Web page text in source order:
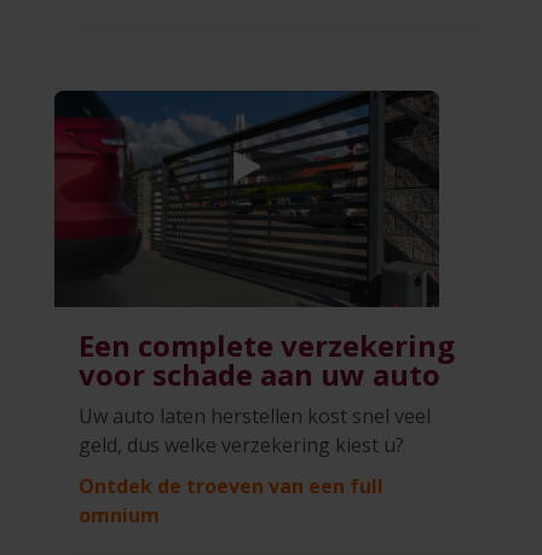
Een complete verzekering
voor schade aan uw auto
Uw auto laten herstellen kost snel veel
geld, dus welke verzekering kiest u?
Ontdek de troeven van een full
omnium